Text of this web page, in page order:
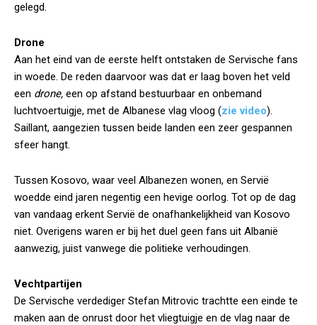
gelegd.
Drone
Aan het eind van de eerste helft ontstaken de Servische fans
in woede. De reden daarvoor was dat er laag boven het veld
een drone, een op afstand bestuurbaar en onbemand
luchtvoertuigje, met de Albanese vlag vloog (zie video).
Saillant, aangezien tussen beide landen een zeer gespannen
sfeer hangt.
Tussen Kosovo, waar veel Albanezen wonen, en Servië
woedde eind jaren negentig een hevige oorlog. Tot op de dag
van vandaag erkent Servië de onafhankelijkheid van Kosovo
niet. Overigens waren er bij het duel geen fans uit Albanië
aanwezig, juist vanwege die politieke verhoudingen.
Vechtpartijen
De Servische verdediger Stefan Mitrovic trachtte een einde te
maken aan de onrust door het vliegtuigje en de vlag naar de